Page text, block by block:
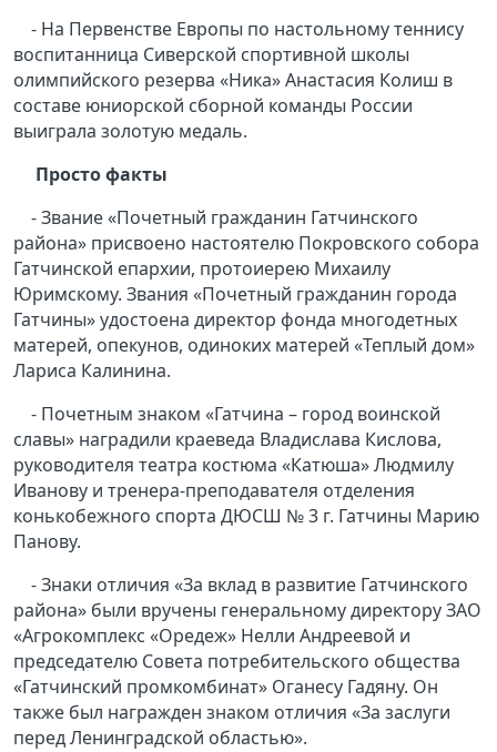
- На Первенстве Европы по настольному теннису
воспитанница Сиверской спортивной школы
олимпийского резерва «Ника» Анастасия Колиш в
составе юниорской сборной команды России
выиграла золотую медаль.
Просто факты
- Звание «Почетный гражданин Гатчинского
района» присвоено настоятелю Покровского собора
Гатчинской епархии, протоиерею Михаилу
Юримскому. Звания «Почетный гражданин города
Гатчины» удостоена директор фонда многодетных
матерей, опекунов, одиноких матерей «Теплый дом»
Лариса Калинина.
- Почетным знаком «Гатчина – город воинской
славы» наградили краеведа Владислава Кислова,
руководителя театра костюма «Катюша» Людмилу
Иванову и тренера-преподавателя отделения
конькобежного спорта ДЮСШ № 3 г. Гатчины Марию
Панову.
- Знаки отличия «За вклад в развитие Гатчинского
района» были вручены генеральному директору ЗАО
«Агрокомплекс «Оредеж» Нелли Андреевой и
председателю Совета потребительского общества
«Гатчинский промкомбинат» Оганесу Гадяну. Он
также был награжден знаком отличия «За заслуги
перед Ленинградской областью».